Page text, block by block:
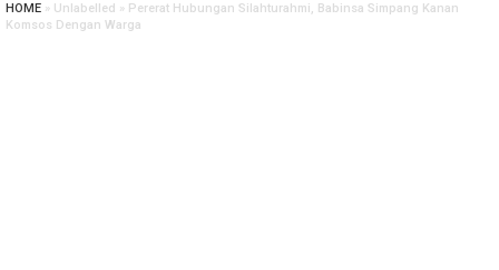
HOME » Unlabelled » Pererat Hubungan Silahturahmi, Babinsa Simpang Kanan
Komsos Dengan Warga